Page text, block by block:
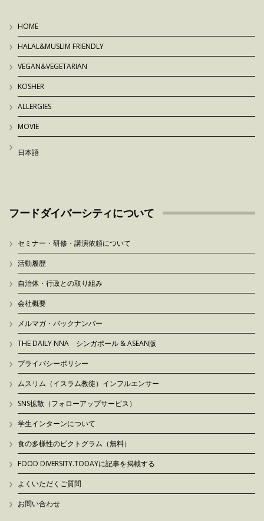
HOME
HALAL&MUSLIM FRIENDLY
VEGAN&VEGETARIAN
KOSHER
ALLERGIES
MOVIE
日本語
フードダイバーシティについて
セミナー・研修・講演依頼について
活動履歴
自治体・行政との取り組み
会社概要
メルマガ・バックナンバー
THE DAILY NNA シンガポール & ASEAN版
プライバシーポリシー
ムスリム（イスラム教徒）インフルエンサー
SNS拡散（フォローアップサービス）
学生インターンについて
食の多様性のピクトグラム（無料）
FOOD DIVERSITY.TODAYに記事を掲載する
よくいただくご質問
お問い合わせ